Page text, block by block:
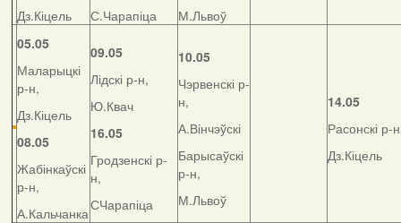
Дз.Кіцель
С.Чарапіца
М.Львоў
05.05
Маларыцкі
р-н,
Дз.Кіцель
08.05
Жабінкаўскі
р-н,
А.Кальчанка
09.05
Лідскі р-н,
Ю.Квач
16.05
Гродзенскі р-
н,
СЧарапіца
10.05
Чэрвенскі р-
н,
А.Вінчэўскі
Барысаўскі
р-н,
М.Львоў
14.05
Расонскі р-
Дз.Кіцель